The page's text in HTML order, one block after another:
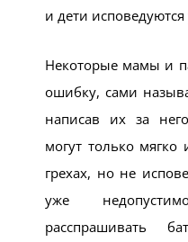
и дети
Некоторые мамы и
ошибку, сами
написав их за
могут только мягко
грехах, но не
уже
расспрашивать